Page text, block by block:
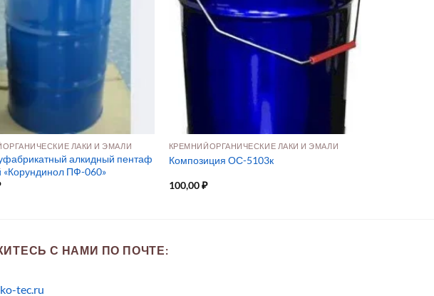
ЛАКИ И ЭМАЛИ
алкидный пентаф
«Корундинол ПФ-060»
КРЕМНИЙОРГАНИЧЕСКИЕ ЛАКИ И ЭМАЛИ
Композиция ОС-5103к
100,00₽
С НАМИ ПО ПОЧТЕ:
tec.ru